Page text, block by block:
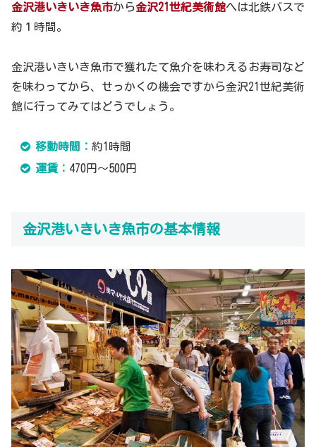
金沢港いきいき魚市から金沢21世紀美術館へは北鉄バスで
約１時間。
金沢港いきいき魚市で獲れたて魚介を味わえるお寿司など
を味わってから、せっかくの機会ですから金沢21世紀美術
館に行ってみてはどうでしょう。
移動時間： 約1時間
運賃： 470円～500円
金沢港いきいき魚市の基本情報